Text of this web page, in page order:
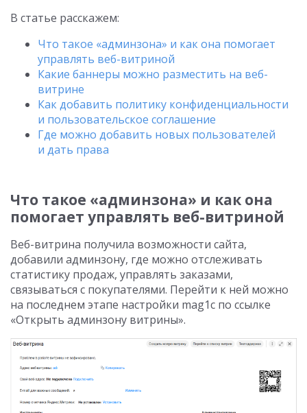
В статье расскажем:
Что такое «админзона» и как она помогает
управлять веб-витриной
Какие баннеры можно разместить на веб-
витрине
Как добавить политику конфиденциальности
и пользовательское соглашение
Где можно добавить новых пользователей
и дать права
Что такое «админзона» и как она
помогает управлять веб-витриной
Веб-витрина получила возможности сайта,
добавили админзону, где можно отслеживать
статистику продаж, управлять заказами,
связываться с покупателями. Перейти к ней можно
на последнем этапе настройки mag1c по ссылке
«Открыть админзону витрины».